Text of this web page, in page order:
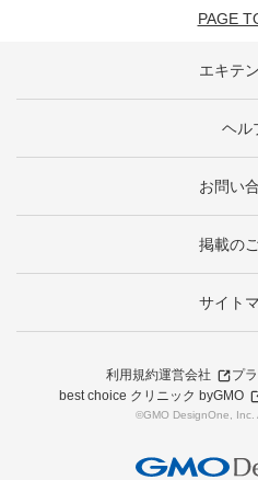
PAGE
エキテ
ヘル
お問い
掲載の
サイト
利用規約運営会社
プ
best choice クリニック byGMO
©GMO DesignOne, Inc.